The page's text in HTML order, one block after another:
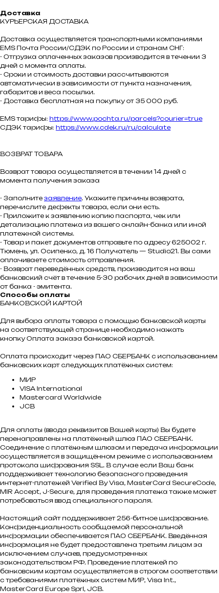
Доставка
КУРЬЕРСКАЯ ДОСТАВКА
Доставка осуществляется транспортными компаниями
ЕMS Почта России/СДЭК по России и странам СНГ:
- Отгрузка оплаченных заказов производится в течении 3
дней с момента оплаты.
- Сроки и стоимость доставки рассчитываются
автоматически в зависимости от пункта назначения,
габаритов и веса посылки.
- Доставка бесплатная на покупку от 35 000 руб.
EMS тарифы: https://www.pochta.ru/parcels?courier=true
СДЭК тарифы: https://www.cdek.ru/ru/calculate
ВОЗВРАТ ТОВАРА
Возврат товара осуществляется в течении 14 дней с
момента получения заказа
- Заполните заявление. Укажите причины возврата,
перечислите дефекты товара, если они есть.
- Приложите к заявлению копию паспорта, чек или
детализацию платежа из вашего онлайн-банка или иной
платежной системы.
- Товар и пакет документов отправьте по адресу 625002 г.
Тюмень, ул. Осипенко, д. 16 Получатель — Studio21. Вы сами
оплачиваете стоимость отправления.
- Возврат переведённых средств, производится на ваш
банковский счёт в течение 5-30 рабочих дней в зависимости
от банка - эмитента.
Способы оплаты
БАНКОВСКОЙ КАРТОЙ
Для выбора оплаты товара с помощью банковской карты
на соответствующей странице необходимо нажать
кнопку Оплата заказа банковской картой.
Оплата происходит через ПАО СБЕРБАНК с использованием
банковских карт следующих платёжных систем:
МИР
VISA International
Mastercard Worldwide
JCB
Для оплаты (ввода реквизитов Вашей карты) Вы будете
перенаправлены на платёжный шлюз ПАО СБЕРБАНК.
Соединение с платёжным шлюзом и передача информации
осуществляется в защищённом режиме с использованием
протокола шифрования SSL. В случае если Ваш банк
поддерживает технологию безопасного проведения
интернет-платежей Verified By Visa, MasterCard SecureCode,
MIR Accept, J-Secure, для проведения платежа также может
потребоваться ввод специального пароля.
Настоящий сайт поддерживает 256-битное шифрование.
Конфиденциальность сообщаемой персональной
информации обеспечивается ПАО СБЕРБАНК. Введённая
информация не будет предоставлена третьим лицам за
исключением случаев, предусмотренных
законодательством РФ. Проведение платежей по
банковским картам осуществляется в строгом соответствии
с требованиями платёжных систем МИР, Visa Int.,
MasterCard Europe Sprl, JCB.